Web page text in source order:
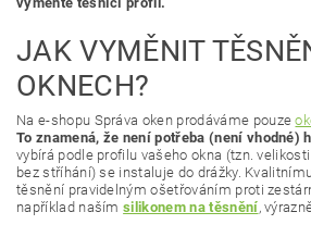
JAK VYMĚNIT
OKNECH?
Na e-shopu Správa oken prodáváme pouze
To znamená, že není potřeba (není vhodné)
vybírá podle profilu vašeho okna (tzn.
bez stříhání) se instaluje do drážky.
těsnění pravidelným ošetřováním proti
například našímsilikonem na těsnění,